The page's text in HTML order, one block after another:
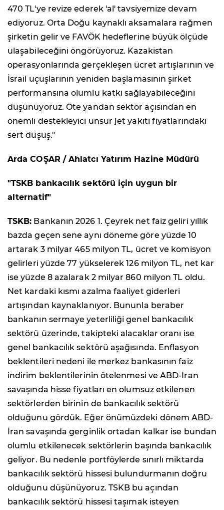
470 TL'ye revize ederek 'al' tavsiyemize devam
ediyoruz. Orta Doğu kaynaklı aksamalara rağmen
şirketin gelir ve FAVÖK hedeflerine büyük ölçüde
ulaşabileceğini öngörüyoruz. Kazakistan
operasyonlarında gerçekleşen ücret artışlarının ve
İsrail uçuşlarının yeniden başlamasının şirket
performansına olumlu katkı sağlayabileceğini
düşünüyoruz. Öte yandan sektör açısından en
önemli destekleyici unsur jet yakıtı fiyatlarındaki
sert düşüş."
Arda COŞAR / Ahlatcı Yatırım Hazine Müdürü
"TSKB bankacılık sektörü için uygun bir
alternatif"
TSKB: Bankanın 2026 1. Çeyrek net faiz geliri yıllık
bazda geçen sene aynı döneme göre yüzde 10
artarak 3 milyar 465 milyon TL, ücret ve komisyon
gelirleri yüzde 77 yükselerek 126 milyon TL, net kar
ise yüzde 8 azalarak 2 milyar 860 milyon TL oldu.
Net kardaki kısmı azalma faaliyet giderleri
artışından kaynaklanıyor. Bununla beraber
bankanın sermaye yeterliliği genel bankacılık
sektörü üzerinde, takipteki alacaklar oranı ise
genel bankacılık sektörü aşağısında. Enflasyon
beklentileri nedeni ile merkez bankasının faiz
indirim beklentilerinin ötelenmesi ve ABD-İran
savaşında hisse fiyatları en olumsuz etkilenen
sektörlerden birinin de bankacılık sektörü
olduğunu gördük. Eğer önümüzdeki dönem ABD-
İran savaşında gerginlik ortadan kalkar ise bundan
olumlu etkilenecek sektörlerin başında bankacılık
geliyor. Bu nedenle portföylerde sınırlı miktarda
bankacılık sektörü hissesi bulundurmanın doğru
olduğunu düşünüyoruz. TSKB bu açından
bankacılık sektörü hissesi taşımak isteyen